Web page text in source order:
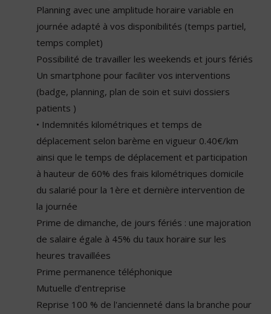
Planning avec une amplitude horaire variable en
journée adapté à vos disponibilités (temps partiel,
temps complet)
Possibilité de travailler les weekends et jours fériés
Un smartphone pour faciliter vos interventions
(badge, planning, plan de soin et suivi dossiers
patients )
• Indemnités kilométriques et temps de
déplacement selon barème en vigueur 0.40€/km
ainsi que le temps de déplacement et participation
à hauteur de 60% des frais kilométriques domicile
du salarié pour la 1ère et dernière intervention de
la journée
Prime de dimanche, de jours fériés : une majoration
de salaire égale à 45% du taux horaire sur les
heures travaillées
Prime permanence téléphonique
Mutuelle d’entreprise
Reprise 100 % de l'ancienneté dans la branche pour